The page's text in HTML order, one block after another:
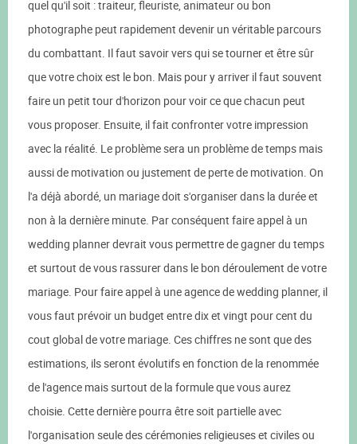
quel qu'il soit : traiteur, fleuriste, animateur ou bon
photographe peut rapidement devenir un véritable parcours
du combattant. Il faut savoir vers qui se tourner et être sûr
que votre choix est le bon. Mais pour y arriver il faut souvent
faire un petit tour d'horizon pour voir ce que chacun peut
vous proposer. Ensuite, il fait confronter votre impression
avec la réalité. Le problème sera un problème de temps mais
aussi de motivation ou justement de perte de motivation. On
l'a déjà abordé, un mariage doit s'organiser dans la durée et
non à la dernière minute. Par conséquent faire appel à un
wedding planner devrait vous permettre de gagner du temps
et surtout de vous rassurer dans le bon déroulement de votre
mariage. Pour faire appel à une agence de wedding planner, il
vous faut prévoir un budget entre dix et vingt pour cent du
cout global de votre mariage. Ces chiffres ne sont que des
estimations, ils seront évolutifs en fonction de la renommée
de l'agence mais surtout de la formule que vous aurez
choisie. Cette dernière pourra être soit partielle avec
l'organisation seule des cérémonies religieuses et civiles ou